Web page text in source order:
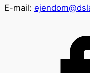
E-mail: